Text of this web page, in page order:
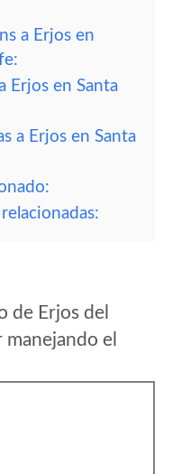
a Erjos en
Erjos en Santa
a Erjos en Santa
de Erjos del
el